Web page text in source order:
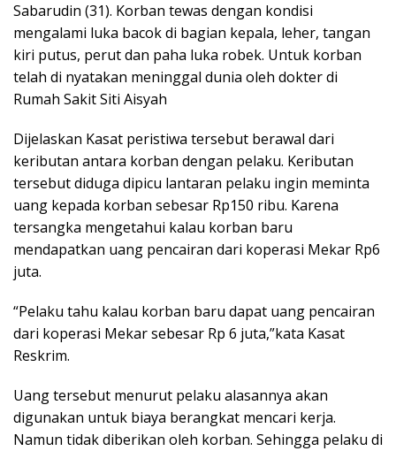
Sabarudin (31). Korban tewas dengan kondisi
mengalami luka bacok di bagian kepala, leher, tangan
kiri putus, perut dan paha luka robek. Untuk korban
telah di nyatakan meninggal dunia oleh dokter di
Rumah Sakit Siti Aisyah
Dijelaskan Kasat peristiwa tersebut berawal dari
keributan antara korban dengan pelaku. Keributan
tersebut diduga dipicu lantaran pelaku ingin meminta
uang kepada korban sebesar Rp150 ribu. Karena
tersangka mengetahui kalau korban baru
mendapatkan uang pencairan dari koperasi Mekar Rp6
juta.
“Pelaku tahu kalau korban baru dapat uang pencairan
dari koperasi Mekar sebesar Rp 6 juta,”kata Kasat
Reskrim.
Uang tersebut menurut pelaku alasannya akan
digunakan untuk biaya berangkat mencari kerja.
Namun tidak diberikan oleh korban. Sehingga pelaku di